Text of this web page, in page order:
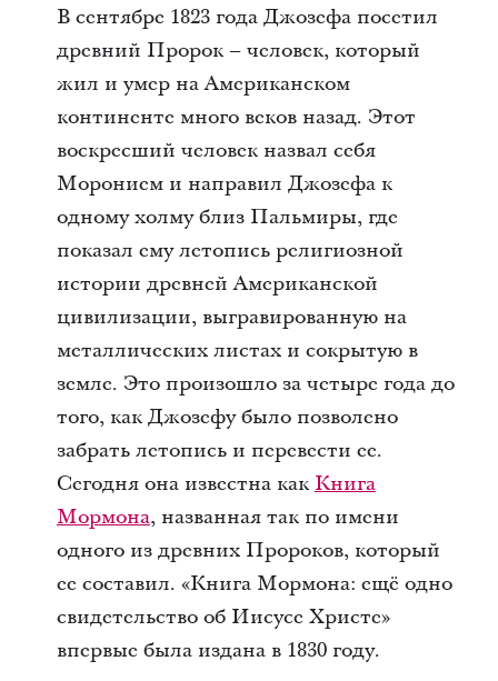
В сентябре 1823 года Джозефа посетил
древний Пророк – человек, который
жил и умер на Американском
континенте много веков назад. Этот
воскресший человек назвал себя
Моронием и направил Джозефа к
одному холму близ Пальмиры, где
показал ему летопись религиозной
истории древней Американской
цивилизации, выгравированную на
металлических листах и сокрытую в
земле. Это произошло за четыре года до
того, как Джозефу было позволено
забрать летопись и перевести ее.
Сегодня она известна какКнига
Мормона, названная так по имени
одного из древних Пророков, который
ее составил. «Книга Мормона: ещё одно
свидетельство об Иисусе Христе»
впервые была издана в 1830 году.